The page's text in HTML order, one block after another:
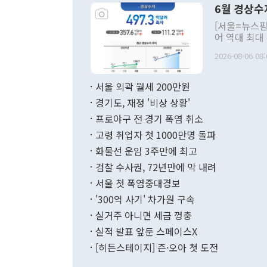
주의적 희망
관의 대북
관 부처 장
관의 무리한
다. [정동영 통일부 장관이 지난달 23일 오후 서울 종로구 정부서울청사에
무너졌다고
함께 4자 대
"우리의 선
6월 경상
[서울=뉴스
어 역대 최
료=한국은행] 한국은행이 6일 발표한 '2026년 6월 국제수지(잠정)'
며 월간 기
196.9% 급
수출은
기록했지만
로 전환됐다.
2026-08-06
서울 외곽 월세 200만원
경기도, 재정 '비상 상황'
프로야구 전 경기 폭염 취소
고령 취업자 첫 1000만명 돌파
화물선 운임 3주만에 최고
검찰 수사권, 72년만에 막 내려
서울 첫 폭염중대경보
'300억 사기' 차가원 구속
실거주 아니면 세금 껑충
실적 발표 앞둔 스페이스X
[히든스테이지] 즌·오아 첫 도전